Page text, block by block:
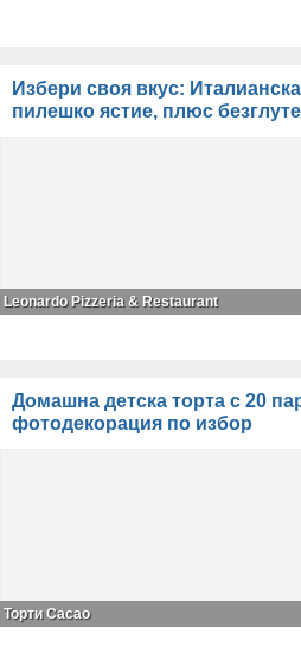
Избери своя вкус:
пилешко ястие, плюс
Leonardo Pizzeria & Restaurant
Домашна детска торта с 20
фотодекорация по избор
Торти Cacao